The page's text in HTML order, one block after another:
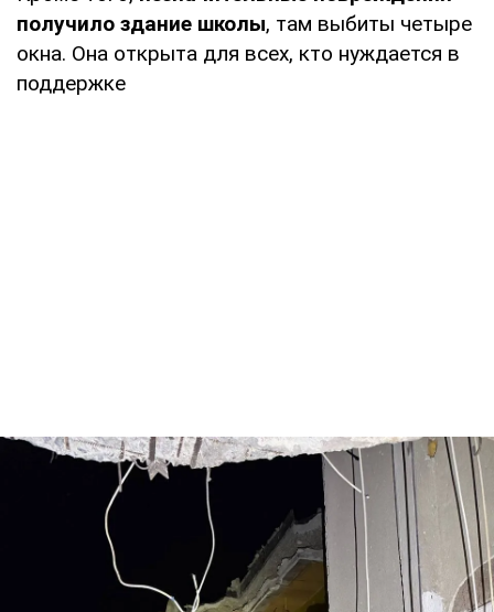
получило здание школы, там выбиты четыре
окна. Она открыта для всех, кто нуждается в
поддержке